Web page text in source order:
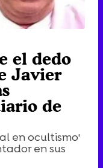
el dedo
Javier
de
en ocultismo'
en sus